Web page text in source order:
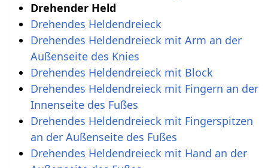
Drehender Held
Drehendes Heldendreieck
Drehendes Heldendreieck mit Arm an der
Außenseite des Knies
Drehendes Heldendreieck mit Block
Drehendes Heldendreieck mit Fingern an der
Innenseite des Fußes
Drehendes Heldendreieck mit Fingerspitzen
an der Außenseite des Fußes
Drehendes Heldendreieck mit Hand an der